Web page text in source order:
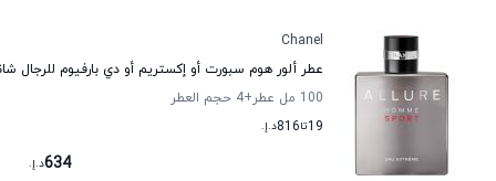
Chanel
عطر ألور هوم سبورت أو إكستريم أو دي بارفيوم للرجال
100 مل عطر
+4
حجم العطر
19تا816د.إ.
634د.إ.